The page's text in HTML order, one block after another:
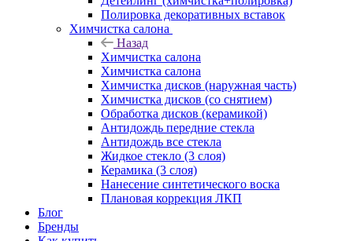
Полировка декоративных вставок
Химчистка салона
Назад
Химчистка салона
Химчистка салона
Химчистка дисков (наружная часть)
Химчистка дисков (со снятием)
Обработка дисков (керамикой)
Антидождь передние стекла
Антидождь все стекла
Жидкое стекло (3 слоя)
Керамика (3 слоя)
Нанесение синтетического воска
Плановая коррекция ЛКП
Блог
Бренды